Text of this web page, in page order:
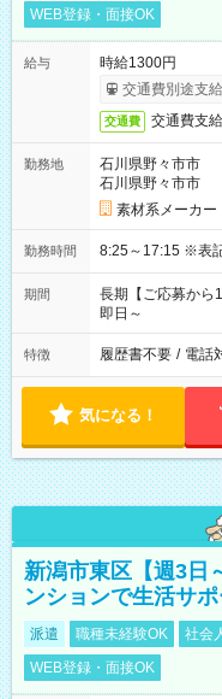
WEB登録・面接OK
給与
時給1300円
交通費別途支
交通費 交通費支
勤務地
石川県野々市市
石川県野々市市
素材系メーカー
勤務時間 8:25～
期間
長期【ご応募から
即日～
特徴 履歴書不要 / 電話
気になる！
新潟市東区【週3日
ンションで生活サポ
派遣 職種未経験OK 社会
WEB登録・面接OK